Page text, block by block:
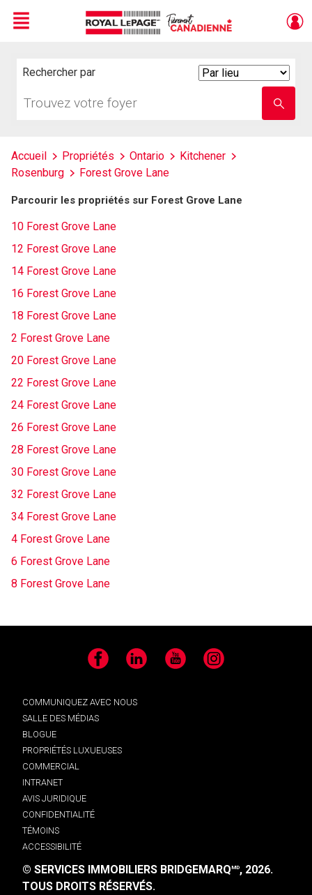
Menu
Rechercher par
votre
nom
Accueil Propriétés Ontario
Kitchener
Rosenburg
Forest Grove Lane
Parcourir les propriétés sur Forest Grove Lane
10 Forest Grove Lane
12 Forest Grove Lane
14 Forest Grove Lane
16 Forest Grove Lane
18 Forest Grove Lane
2 Forest Grove Lane
20 Forest Grove Lane
22 Forest Grove Lane
24 Forest Grove Lane
26 Forest Grove Lane
28 Forest Grove Lane
30 Forest Grove Lane
32 Forest Grove Lane
34 Forest Grove Lane
4 Forest Grove Lane
6 Forest Grove Lane
8 Forest Grove Lane
Facebook LinkedIn YouTube Instagram
COMMUNIQUEZ AVEC NOUS
SALLE DES MÉDIAS
BLOGUE
PROPRIÉTÉS LUXUEUSES
COMMERCIAL
INTRANET
AVIS JURIDIQUE
CONFIDENTIALITÉ
TÉMOINS
ACCESSIBILITÉ
© SERVICES IMMOBILIERS BRIDGEMARQMD, 2026.
TOUS DROITS RÉSERVÉS.